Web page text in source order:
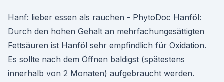
Hanf: lieber essen als rauchen - PhytoDoc Hanföl:
Durch den hohen Gehalt an mehrfachungesättigten
Fettsäuren ist Hanföl sehr empfindlich für Oxidation.
Es sollte nach dem Öffnen baldigst (spätestens
innerhalb von 2 Monaten) aufgebraucht werden.